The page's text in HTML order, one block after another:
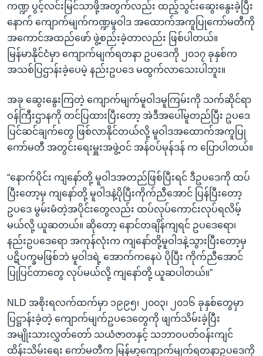
ကဏ္ဍ ပွင့်လင်းမြင်သာဖို့အတွက်လည်း ထည့်သွင်းဆွေးနွေးခဲ့ပြီး
နောက် ကျောက်မျက်ကဏ္ဍမူဝါဒ အထောက်အကူပြုကော်မတီကို
အကောင်အထည်ဖော် ဖွဲ့စည်းခဲ့တာလည်း ဖြစ်ပါတယ်။
မြန်မာနိုင်ငံမှာ ကျောက်မျက်ရတနာ ဥပဒေကို ၂၀၁၇ ခုနှစ်က
အသစ်ပြဌာန်းခဲ့ပေမဲ့ နည်းဥပဒေ မထွက်လာသေးပါဘူး။
အခု ဆွေးနွေးကြတဲ့ ကျောက်မျက်မူဝါဒမူကြမ်းကို သက်ဆိုင်ရာ
ဝန်ကြီးဌာနကို တင်ပြထားပြီးတော့ အဲဒီအပေါ်မူတည်ပြီး ဥပဒေ
ပြင်ဆင်ချက်တွေ ဖြစ်လာနိုင်တယ်လို့ မူဝါဒအထောက်အကူပြု
ကော်မတီ အတွင်းရေးမှူးအဖွဲ့ဝင် အန်ဝပ်မုန်ဒန် က ပြောပါတယ်။
“နောက်ပိုင်း ကျနော်တို့ မူဝါဒအတည်ဖြစ်ပြီးရင် ဒီဥပဒေကို ထပ်
ပြီးတော့မှ ကျနော်တို့ မူဝါဒနဲ့ပိုပြီးကိုက်ညီအောင် ပြန်ပြီးတော့
ဥပဒေ မွမ်းမံတဲ့အပိုင်းတွေလည်း ထပ်လုပ်ကောင်းလုပ်ရလိမ့်
မယ်လို့ ယူဆတယ်။ ဆိုတော့ နောင်တချိန်ကျရင် ဥပဒေရော၊
နည်းဥပဒေရော အကုန်လုံးက ကျနော်တို့မူဝါဒနဲ့သွားပြီးတော့မှ
ပဋိပက္ခမဖြစ်ဘဲ မူဝါဒရဲ့ အောက်ကနေပဲ ပိုပြီး ကိုက်ညီအောင်
ပြုပြင်တာတွေ လုပ်မယ်လို့ ကျနော်တို့ ယူဆပါတယ်။”
NLD အစိုးရလက်ထက်မှာ ၁၉၉၅၊ ၂၀၀၃၊ ၂၀၁၆ ခုနှစ်တွေမှာ
ပြဋ္ဌာန်းခဲ့တဲ့ ကျောက်မျက်ဥပဒေတွေကို ဖျက်သိမ်းခဲ့ပြီး
အမျိုးသားလွှတ်တော် သယံဇာတနှင့် သဘာဝပတ်ဝန်းကျင်
ထိန်းသိမ်းရေး ကော်မတီက မြန်မာ့ကျောက်မျက်ရတနာဥပဒေကို